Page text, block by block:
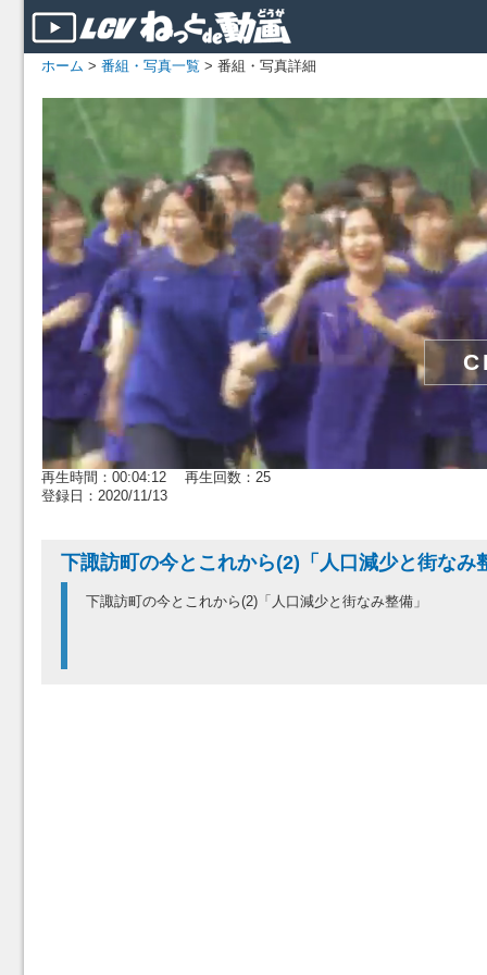
ホーム > 番組・写真一覧 > 番組・写真詳細
再生時間：00:04:12 再生回数：25
登録日：2020/11/13
下諏訪町の今とこれから(2)「人口減少と街なみ
下諏訪町の今とこれから(2)「人口減少と街なみ整備」